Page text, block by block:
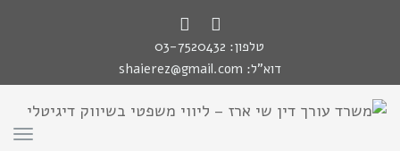
Facebook
LinkedIn
טלפון: 03-7520432
דוא"ל: shaierez@gmail.com